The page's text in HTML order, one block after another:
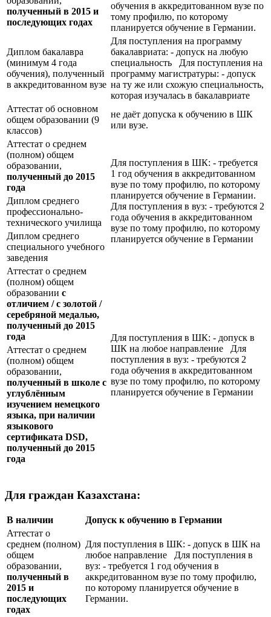
полученный в 2015 и
последующих годах
обучения в аккредитованном вузе по
тому профилю, по которому
планируется обучение в Германии.
Диплом бакалавра
(минимум 4 года
обучения), полученный
в аккредитованном вузе
Для поступления на программу
бакалавриата: - допуск на любую
специальность Для поступления на
программу магистратуры: - допуск
на ту же или схожую специальность,
которая изучалась в бакалавриате
Аттестат об основном
общем образовании (9
классов)
не даёт допуска к обучению в ШК
или вузе.
Аттестат о среднем
(полном) общем
образовании,
полученный до 2015
года
Для поступления в ШК: - требуется
1 год обучения в аккредитованном
вузе по тому профилю, по которому
планируется обучение в Германии.
Для поступления в вуз: - требуются 2
года обучения в аккредитованном
вузе по тому профилю, по которому
планируется обучение в Германии
Диплом среднего
профессионально-
технического училища
Диплом среднего
специального учебного
заведения
Аттестат о среднем
(полном) общем
образовании с
отличием / с золотой /
серебряной медалью,
полученный до 2015
года
Для поступления в ШК: - допуск в
ШК на любое направление Для
поступления в вуз: - требуются 2
года обучения в аккредитованном
вузе по тому профилю, по которому
планируется обучение в Германии
Аттестат о среднем
(полном) общем
образовании,
полученный в школе с
углублённым
изучением немецкого
языка, при наличии
языкового
сертификата DSD,
полученный до 2015
года
Для граждан Казахстана:
В наличии
Допуск к обучению в Германии
Аттестат о
среднем (полном)
общем
образовании,
полученный в
2015 и
последующих
годах
Для поступления в ШК: - допуск в ШК на
любое направление Для поступления в
вуз: - требуется 1 год обучения в
аккредитованном вузе по тому профилю,
по которому планируется обучение в
Германии.